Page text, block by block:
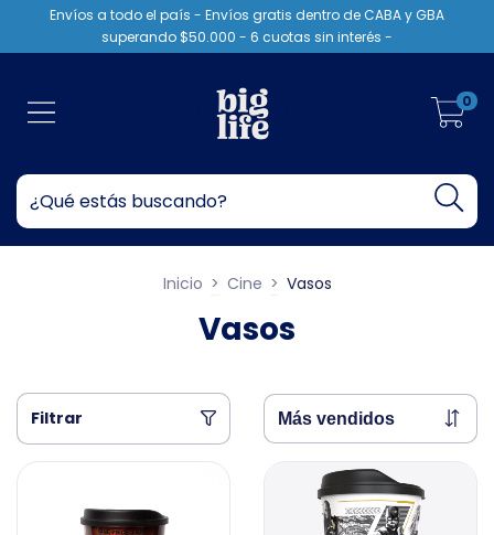
Envíos a todo el país - Envíos gratis dentro de CABA y GBA
superando $50.000 - 6 cuotas sin interés -
0
Inicio > Cine > Vasos
Vasos
Filtrar